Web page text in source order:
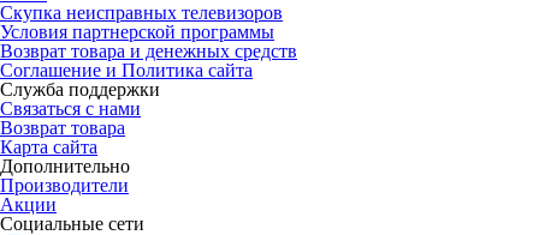
Скупка неисправных телевизоров
Условия партнерской программы
Возврат товара и денежных средств
Соглашение и Политика сайта
Служба поддержки
Связаться с нами
Возврат товара
Карта сайта
Дополнительно
Производители
Акции
Социальные сети